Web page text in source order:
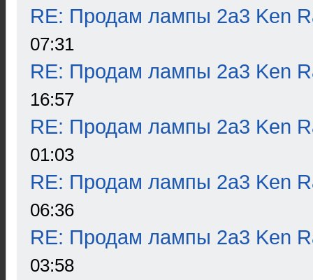
RE: Продам лампы 2а3 Ken
07:31
RE: Продам лампы 2а3 Ken
16:57
RE: Продам лампы 2а3 Ken
01:03
RE: Продам лампы 2а3 Ken
06:36
RE: Продам лампы 2а3 Ken
03:58